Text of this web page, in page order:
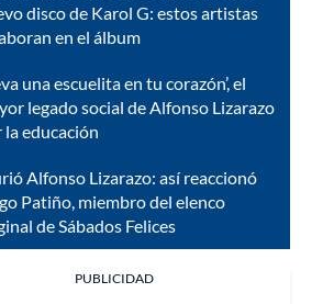
disco de Karol G: estos artistas
en el álbum
una escuelita en tu corazón’, el
legado social de Alfonso Lizarazo
la educación
Alfonso Lizarazo: así reaccionó
Patiño, miembro del elenco
de Sábados Felices
PUBLICIDAD